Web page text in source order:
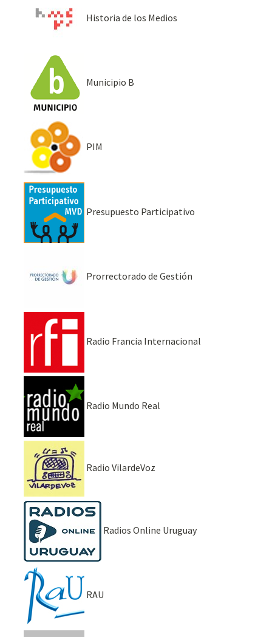
Historia de los Medios
Municipio B
PIM
Presupuesto Participativo
Prorrectorado de Gestión
Radio Francia Internacional
Radio Mundo Real
Radio VilardeVoz
Radios Online Uruguay
RAU